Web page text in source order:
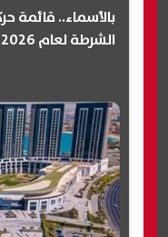
بالأسماء.. قائمة
الشرطة لعام 2026 (إنفوجراف)